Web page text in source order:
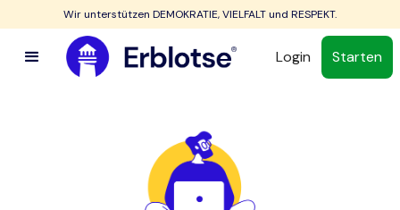
Wir unterstützen DEMOKRATIE, VIELFALT und RESPEKT.
Login Starten